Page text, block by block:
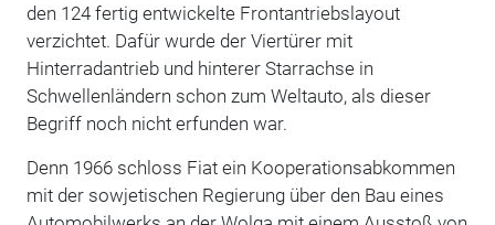
den 124 fertig entwickelte Frontantriebslayout
verzichtet. Dafür wurde der Viertürer mit
Hinterradantrieb und hinterer Starrachse in
Schwellenländern schon zum Weltauto, als dieser
Begriff noch nicht erfunden war.
Denn 1966 schloss Fiat ein Kooperationsabkommen
mit der sowjetischen Regierung über den Bau eines